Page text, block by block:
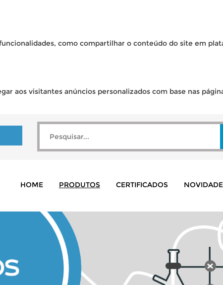
como compartilhar o conteúdo do site em
aos visitantes anúncios personalizados com base nas
HOME PRODUTOS CERTIFICADOS